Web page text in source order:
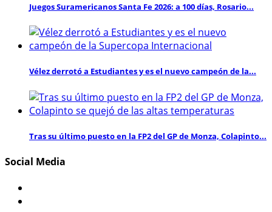
Juegos Suramericanos Santa Fe 2026: a 100 días, Rosario...
Vélez derrotó a Estudiantes y es el nuevo campeón de la...
Tras su último puesto en la FP2 del GP de Monza, Colapinto...
Social Media